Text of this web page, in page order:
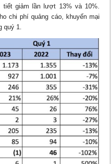
giảm lần lượt 13% và 10%.
chi phí quảng cáo, khuyến mại
quý 1.